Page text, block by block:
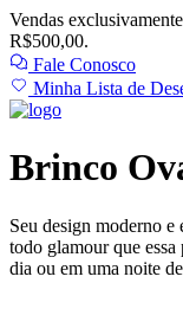
Vendas
R$500,00.
Fale Conosco
Minha Lista de
Brinco
Seu design moderno
todo glamour que essa
dia ou em uma noite